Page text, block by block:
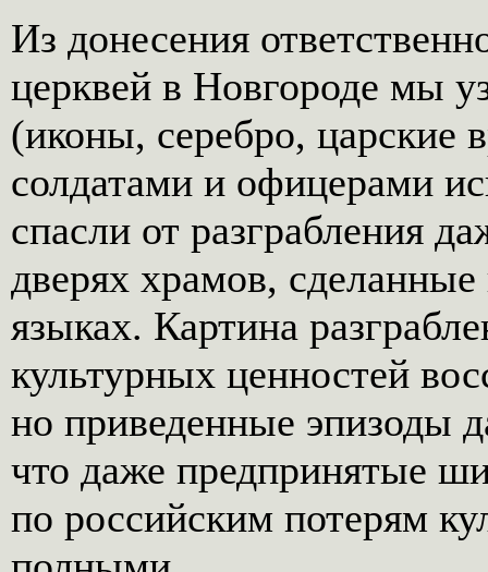
Из донесения
церквей в Новгороде мы
(иконы, серебро, царские
солдатами и офицерами
спасли от разграбления
дверях храмов,
языках. Картина
культурных ценностей
но приведенные эпизоды
что даже предпринятые
по российским потерям